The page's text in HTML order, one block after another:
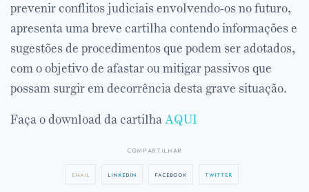
prevenir conflitos judiciais envolvendo-os no futuro,
apresenta uma breve cartilha contendo informações e
sugestões de procedimentos que podem ser adotados,
com o objetivo de afastar ou mitigar passivos que
possam surgir em decorrência desta grave situação.
Faça o download da cartilhaAQUI
compartilhar
email linkedin facebook twitter